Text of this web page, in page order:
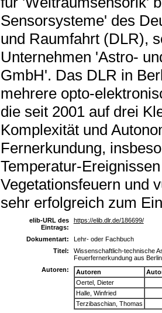
Sensorsysteme' des
und Raumfahrt (DLR),
Unternehmen 'Astro-
GmbH'. Das DLR in
mehrere opto-
die seit 2001 auf drei
Komplexität und
Fernerkundung,
Temperatur-
Vegetationsfeuern und
sehr erfolgreich zum
elib-URL des
Eintrags:
https://elib.dlr.de/186699/
Dokumentart:
Lehr- oder Fachbuch
Titel:
Wissenschaftlich-technische
Feuerfernerkundung aus
Autoren:
Autoren
Oertel, Dieter
Halle, Winfried
Terzibaschian, Thomas